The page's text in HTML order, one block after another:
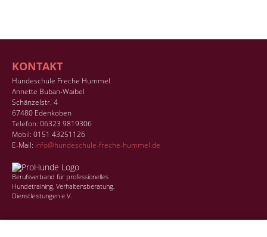
KONTAKT
Hundeschule Freche Hummel
Annette Buban-Waibel
Schänzelstr. 4
67480 Edenkoben
Telefon: 06323 9819306
Mobil: 0151 43251126
E-Mail: info@hundeschule-freche-hummel.de
Berufsverband für professionelles
Hundetraining, Verhaltensberatung,
Dienstleistungen e.V.